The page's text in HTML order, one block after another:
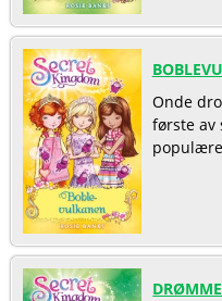
Onde
første av